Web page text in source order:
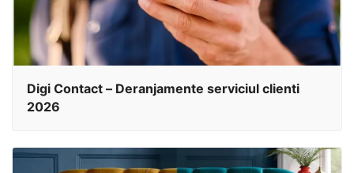
Digi Contact – Deranjamente serviciul clienti
2026